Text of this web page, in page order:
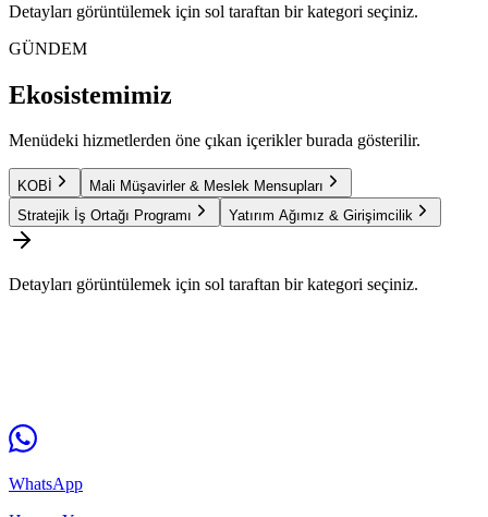
Detayları görüntülemek için sol taraftan bir kategori seçiniz.
GÜNDEM
Ekosistemimiz
Menüdeki hizmetlerden öne çıkan içerikler burada gösterilir.
KOBİ
Mali Müşavirler & Meslek Mensupları
Stratejik İş Ortağı Programı
Yatırım Ağımız & Girişimcilik
Detayları görüntülemek için sol taraftan bir kategori seçiniz.
WhatsApp